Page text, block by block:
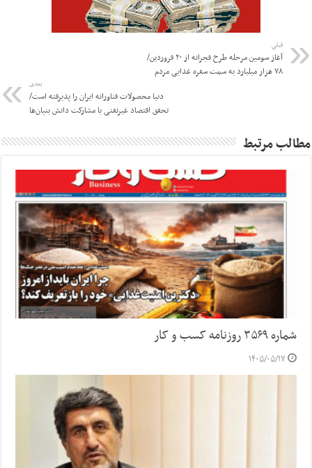
قبلی
آغاز سومین مرحله طرح فجرانه از ۲۰ فروردین/
۷۸ هزار میلیارد به سمت سفره غذایی مردم
بعدی
دنیا محصولات فناورانه ایران را پذیرفته است/
تحقق اقتصاد غیرنفتی با مشارکت دانش بنیان‌ها
مطالب مرتبط
شماره ۳۵۶۹ روزنامه کسب و کار
۱۴۰۵/۰۵/۱۷